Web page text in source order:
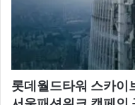
롯데월드타워 스카